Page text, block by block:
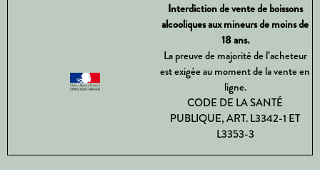
Interdiction de vente de boissons
alcooliques aux mineurs de moins de
18 ans.
La preuve de majorité de l’acheteur
est exigée au moment de la vente en
ligne.
CODE DE LA SANTÉ
PUBLIQUE, ART. L3342-1 ET
L3353-3